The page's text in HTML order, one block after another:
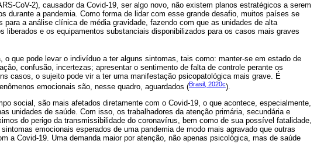
CoV-2), causador da Covid-19, ser algo novo, não existem planos estratégicos a serem
durante a pandemia. Como forma de lidar com esse grande desafio, muitos países se
a análise clínica de média gravidade, fazendo com que as unidades de alta
liberados e os equipamentos substanciais disponibilizados para os casos mais graves
o que pode levar o indivíduo a ter alguns sintomas, tais como: manter-se em estado de
confusão, incertezas; apresentar o sentimento de falta de controle perante os
casos, o sujeito pode vir a ter uma manifestação psicopatológica mais grave. É
emocionais são, nesse quadro, aguardados (Brasil, 2020c).
social, são mais afetados diretamente com o Covid-19, o que acontece, especialmente,
unidades de saúde. Com isso, os trabalhadores da atenção primária, secundária e
do perigo da transmissibilidade do coronavírus, bem como de sua possível fatalidade,
emocionais esperados de uma pandemia de modo mais agravado que outras
a Covid-19. Uma demanda maior por atenção, não apenas psicológica, mas de saúde